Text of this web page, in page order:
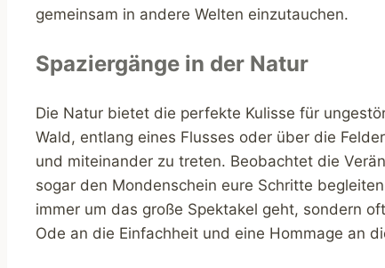
gemeinsam in andere Welten einzutauchen.
Spaziergänge in der Natur
Die Natur bietet die perfekte Kulisse für
Wald, entlang eines Flusses oder über die
und miteinander zu treten. Beobachtet die
sogar den Mondenschein eure Schritte
immer um das große Spektakel geht, sondern
Ode an die Einfachheit und eine Hommage an